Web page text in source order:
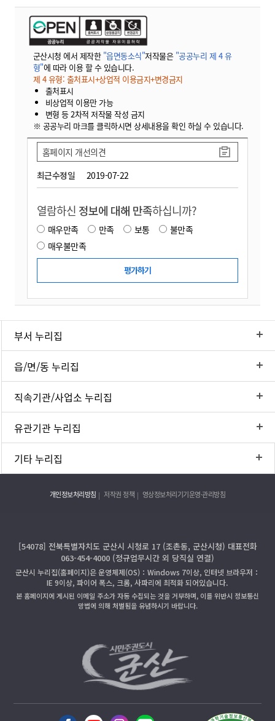
군산시청 에서 제작한 "읍면동소식"저작물은 "공공누리 제 4 유
형"에 따라 이용 할 수 있습니다.
제 4 유형: 출처표시+상업적 이용금지+변경금지
출처표시
비상업적 이용만 가능
변형 등 2차적 저작물 작성 금지
※ 공공누리 마크를 클릭하시면 상세내용을 확인 하실 수 있습니다.
최근수정일 2019-07-22
홈페이지 개선의견
열람하신 정보에 대해 만족하십니까?
매우만족 만족 보통
불만족
매우불만족
부서 누리집
읍/면/동 누리집
직속기관/사업소 누리집
유관기관 누리집
기타 누리집
개인정보처리방침 저작권 정책 영상정보처리기기운영·관리방침
[54078] 전북특별자치도 군산시 시청로 17 (조촌동, 군산시청) 대표전화
063-454-4000 (정규업무시간 외 당직실 연결)
군산시 누리집(홈페이지)은 운영체제(OS)：Windows 7이상, 인터넷 브라우저：
IE 9이상, 파이어 폭스, 크롬, 사파리에 최적화 되어있습니다.
본 홈페이지에 게시된 이메일 주소가 자동 수집되는 것을 거부하며, 이를 위반시 정보통신
망법에 의해 처벌됨을 유념하시기 바랍니다.